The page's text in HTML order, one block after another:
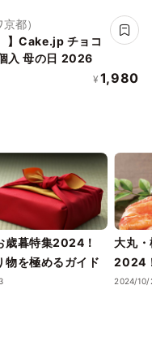
都）
】Cake.jp チョコ
レートブラウニー 5個入 母の日 2026
¥ 1,980
歳暮特集2024！
物を極めるガイド
大丸
2024
ェック
2024/10/